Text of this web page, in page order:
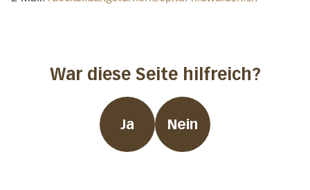
War diese Seite hilfreich?
Ja Nein